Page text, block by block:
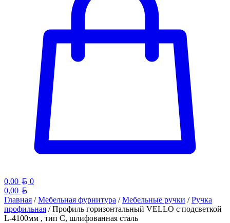
0,00 Белорусский рубль
0
0,00
Главная /Мебельная фурнитура /Мебельные ручки /Ручка
профильная / Профиль горизонтальный VELLO с подсветкой
L-4100мм , тип С, шлифованная сталь